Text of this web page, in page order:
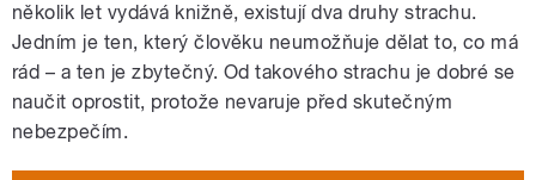
několik let vydává knižně, existují dva druhy strachu.
Jedním je ten, který člověku neumožňuje dělat to, co má
rád – a ten je zbytečný. Od takového strachu je dobré se
naučit oprostit, protože nevaruje před skutečným
nebezpečím.